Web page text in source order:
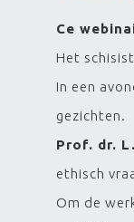
Ce
Het
In een
gezichten.
Prof. dr.
ethisch
Om de